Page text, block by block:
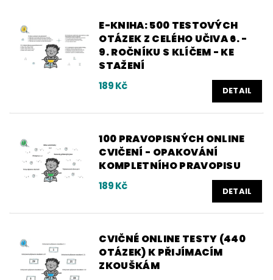
E-KNIHA: 500 TESTOVÝCH
OTÁZEK Z CELÉHO UČIVA 6. -
9. ROČNÍKU S KLÍČEM - KE
STAŽENÍ
189 Kč DETAIL
100 PRAVOPISNÝCH ONLINE
CVIČENÍ - OPAKOVÁNÍ
KOMPLETNÍHO PRAVOPISU
189 Kč DETAIL
CVIČNÉ ONLINE TESTY (440
OTÁZEK) K PŘIJÍMACÍM
ZKOUŠKÁM